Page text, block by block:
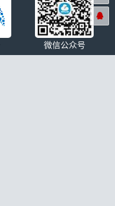
微信公众号